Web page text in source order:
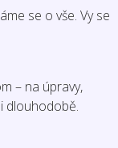
se o vše. Vy se
– na úpravy,
dlouhodobě.